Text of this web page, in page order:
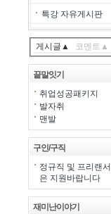
특강 자유게시판
게시글▲ 코멘트▲
끝말잇기
취업성공패키지
발자취
맨발
구인/구직
정규직 및 프리랜
은 지원바랍니다
재미난이야기